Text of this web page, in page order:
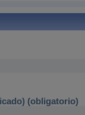
(obligatorio)